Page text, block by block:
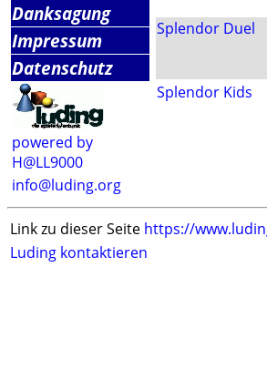
Danksagung
Impressum
Datenschutz
powered by
H@LL9000
info@luding.org
Splendor Duel
Splendor Kids
Link zu dieser Seite https://
Luding kontaktieren